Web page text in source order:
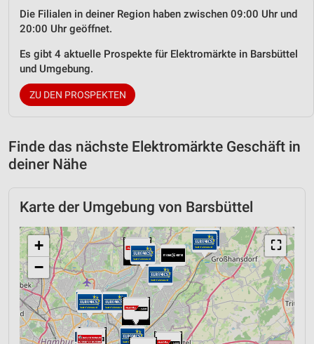
Die Filialen in deiner Region haben zwischen 09:00 Uhr und
20:00 Uhr geöffnet.
Es gibt 4 aktuelle Prospekte für Elektromärkte in Barsbüttel
und Umgebung.
ZU DEN PROSPEKTEN
Finde das nächste Elektromärkte Geschäft in
deiner Nähe
Karte der Umgebung von Barsbüttel
⛶
+
−